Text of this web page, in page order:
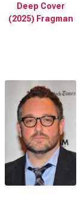
Deep Cover
(2025) Fragman